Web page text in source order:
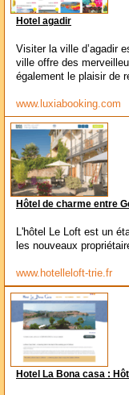
Hotel agadir
Visiter la ville d’agadir
ville offre des
également le plaisir de
www.luxiabooking.com
Hôtel de charme entre
L'hôtel Le Loft est un
les nouveaux
www.hotelleloft-trie.fr
Hotel La Bona casa :